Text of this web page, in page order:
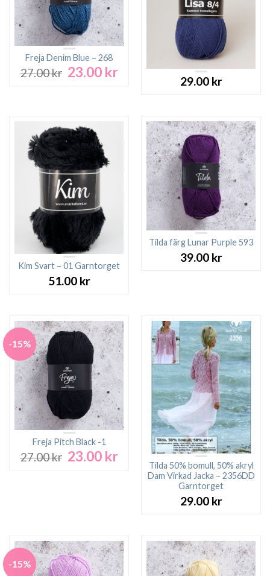
Freja Denim Blue – 268
27.00kr Det
ursprungliga
23.00 krDet
29.00 kr
Kim Svart – 01 Garntorget
51.00 kr
Tilda färg Lunar Purple 593
39.00 kr
-15%
Freja Pitch Black -1
27.00kr Det
23.00 krDet
nuvarande
priset
Tilda 50% bomull, 50% akryl
Dam Virkad Jacka – 2356DD
Garntorget
29.00 kr
-15%